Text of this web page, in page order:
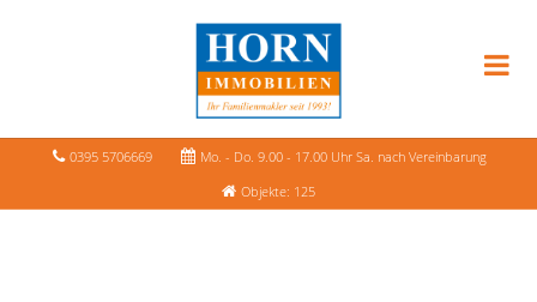
0395 5706669
Mo. - Do. 9.00 - 17.00 Uhr Sa. nach Vereinbarung
Objekte: 125